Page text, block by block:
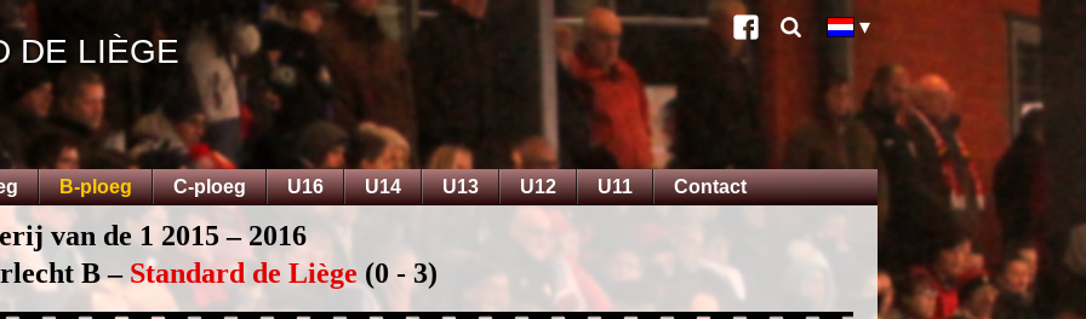
DE LIÈGE
B-ploeg C-ploeg U16 U14 U13 U12 U11 Contact
van de 1 2015 – 2016
B – Standard de Liège (0 - 3)